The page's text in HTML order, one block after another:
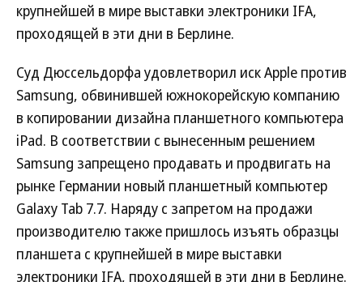
крупнейшей в мире выставки электроники IFA,
проходящей в эти дни в Берлине.
Суд Дюссельдорфа удовлетворил иск Apple против
Samsung, обвинившей южнокорейскую компанию
в копировании дизайна планшетного компьютера
iPad. В соответствии с вынесенным решением
Samsung запрещено продавать и продвигать на
рынке Германии новый планшетный компьютер
Galaxy Tab 7.7. Наряду с запретом на продажи
производителю также пришлось изъять образцы
планшета c крупнейшей в мире выставки
электроники IFA, проходящей в эти дни в Берлине.